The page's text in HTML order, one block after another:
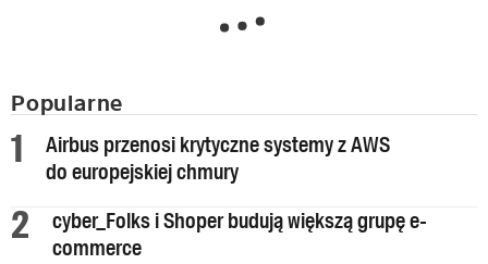
Popularne
Airbus przenosi krytyczne systemy z AWS
do europejskiej chmury
cyber_Folks i Shoper budują większą grupę e-
commerce